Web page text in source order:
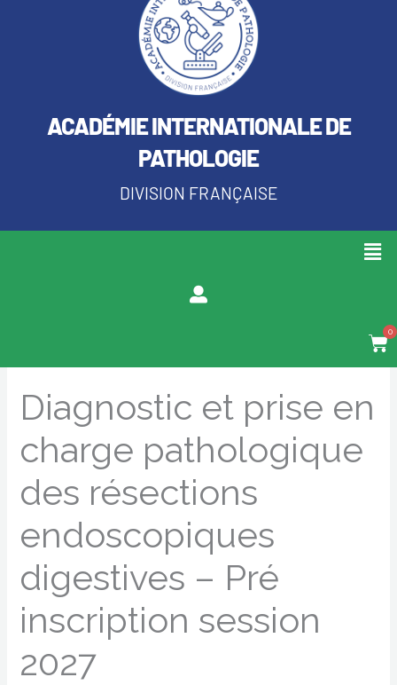
ACADÉMIE INTERNATIONALE DE
PATHOLOGIE
DIVISION FRANÇAISE
0
Diagnostic et prise en
charge pathologique
des résections
endoscopiques
digestives – Pré
inscription session
2027